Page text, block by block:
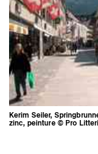
Kerim Seiler,
zinc, peinture © Pro